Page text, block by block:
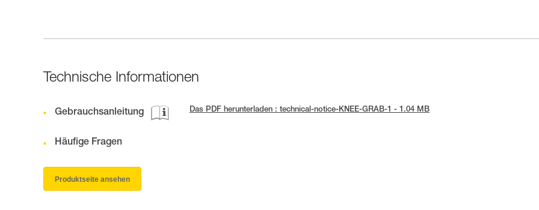
Technische Informationen
Gebrauchsanleitung Das PDF herunterladen : technical-notice-KNEE-GRAB-1 - 1.04 MB
Häufige Fragen
Produktseite ansehen